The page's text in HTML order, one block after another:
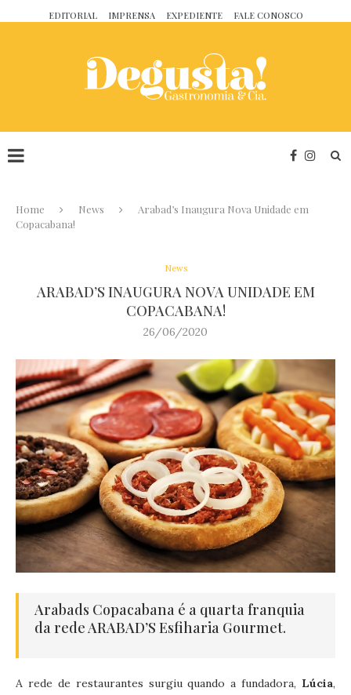
EDITORIAL IMPRENSA EXPEDIENTE FALE CONOSCO
Home News
Arabad’s Inaugura Nova Unidade em
Copacabana!
News
ARABAD’S INAUGURA NOVA UNIDADE EM
COPACABANA!
26/06/2020
Arabads Copacabana é a quarta franquia
da rede ARABAD’S Esfiharia Gourmet.
A rede de restaurantes surgiu quando a fundadora, Lúcia,